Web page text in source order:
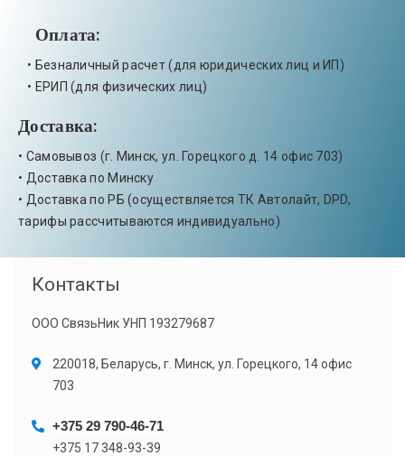
Оплата:
• Безналичный расчет (для юридических лиц и ИП)
• ЕРИП (для физических лиц)
Доставка:
• Самовывоз (г. Минск, ул. Горецкого д. 14 офис 703)
• Доставка по Минску
• Доставка по РБ (осуществляется ТК Автолайт, DPD,
тарифы рассчитываются индивидуально)
Контакты
ООО СвязьНик УНП 193279687
220018, Беларусь, г. Минск, ул. Горецкого, 14 офис
703
+375 29 790-46-71
+375 17 348-93-39